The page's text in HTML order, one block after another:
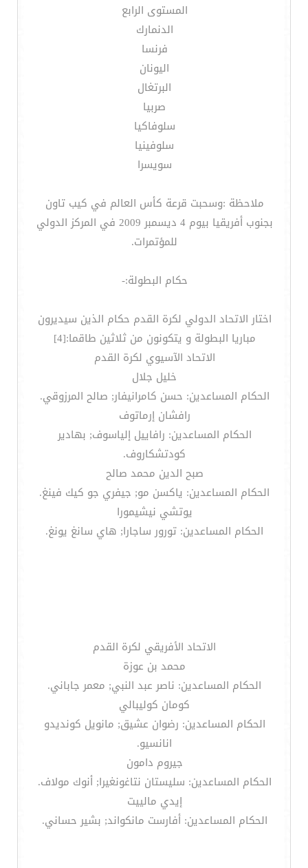
المستوى الرابع
الدنمارك
فرنسا
اليونان
البرتغال
صربيا
سلوفاكيا
سلوفينيا
سويسرا
ملاحظة :وسحبت قرعة كأس العالم في كيب تاون
بجنوب أفريقيا بيوم 4 ديسمبر 2009 في المركز الدولي
للمؤتمرات.
حكام البطولة:-
اختار الاتحاد الدولي لكرة القدم حكام الذين سيديرون
مباريا البطولة و يتكونون من ثلاثين طاقما:[4]
الاتحاد الآسيوي لكرة القدم
خليل جلال
الحكام المساعدين: حسن كامرانيفار; صالح المرزوقي.
رافشان إرماتوف
الحكام المساعدين: رافاييل إلياسوف; بهادير
كودتشكاروف.
صبح الدين محمد صالح
الحكام المساعدين: ياكسن مو; جيفري جو كيك فينغ.
يوتشي نيشيمورا
الحكام المساعدين: تورور ساجارا; هاي سانغ يونغ.
الاتحاد الأفريقي لكرة القدم
محمد بن عوزة
الحكام المساعدين: ناصر عبد النبي; معمر جاباني.
كومان كوليبالي
الحكام المساعدين: رضوان عشيق; مانويل كونديدو
انانسيو.
جيروم دامون
الحكام المساعدين: سليستان نتاغونغيرا; أنوك مولاف.
إيدي مالييت
الحكام المساعدين: أفارست مانكواند; بشير حساني.